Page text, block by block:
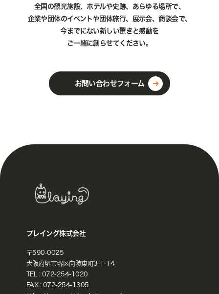
全国の観光施設、ホテルや史跡、あらゆる場所で、
企業や団体のイベントや団体旅行、展示会、商談会で、
今までにない新しい驚きと感動を
ご一緒に創らせてください。
お問い合わせフォーム
プレイング株式会社
〒590-0025
大阪府堺市堺区向陵東町3-1-14
TEL : 072-254-1020
FAX : 072-254-1305